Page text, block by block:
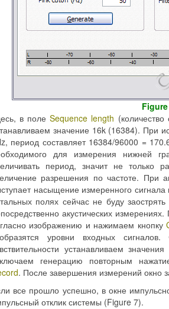
в полеSequence length
значение 16k (16384). При
период составляет 16384/96000 =
для измерения нижней
период, значит не только
разрешения по частоте. При
насыщение измеренного
полях сейчас не буду
акустических
изображению и нажимаем кнопку
уровни входных
устанавливаем
генерацию повторным
. После завершения измерений окно
все прошло успешно, в окне
отклик системы (Figure 7).